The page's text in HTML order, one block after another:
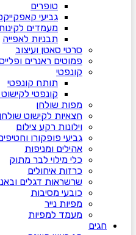
טופרים
גביעי
מעמדים
תבניות לאפייה
סרטי סאטן ועיצוב
פמוטים ראנרים
קונפטי
תותח קונפטי
קונפטי
מפות שולחן
חצאיות לקישוט שולחן
וילונות רקע צילום
גביעי פופקורן
אהילים ומניפות
כלי מילוי לבר מתוק
כרזות איחולים
שרשראות דגלים
כובעי מסיבות
מפיות נייר
מעמד למפיות
חגים